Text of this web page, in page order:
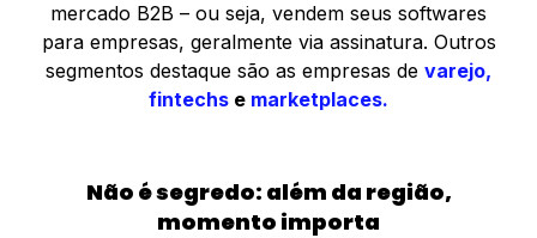
mercado B2B – ou seja, vendem seus softwares
para empresas, geralmente via assinatura. Outros
segmentos destaque são as empresas de varejo,
fintechs e marketplaces.
Não é segredo: além da região,
momento importa